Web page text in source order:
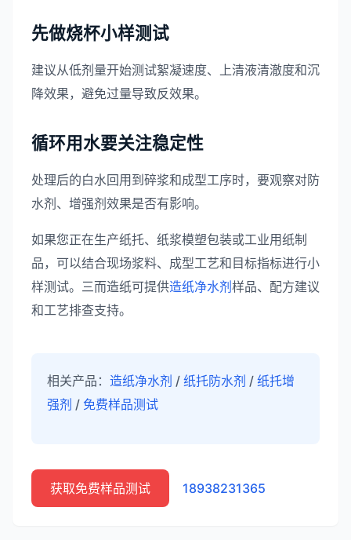
先做烧杯小样测试
建议从低剂量开始测试絮凝速度、上清液清澈度和沉
降效果，避免过量导致反效果。
循环用水要关注稳定性
处理后的白水回用到碎浆和成型工序时，要观察对防
水剂、增强剂效果是否有影响。
如果您正在生产纸托、纸浆模塑包装或工业用纸制
品，可以结合现场浆料、成型工艺和目标指标进行小
样测试。三而造纸可提供造纸净水剂 样品、配方建议
和工艺排查支持。
相关产品： 造纸净水剂 / 纸托防水剂 / 纸托增
强剂 / 免费样品测试
获取免费样品测试 18938231365